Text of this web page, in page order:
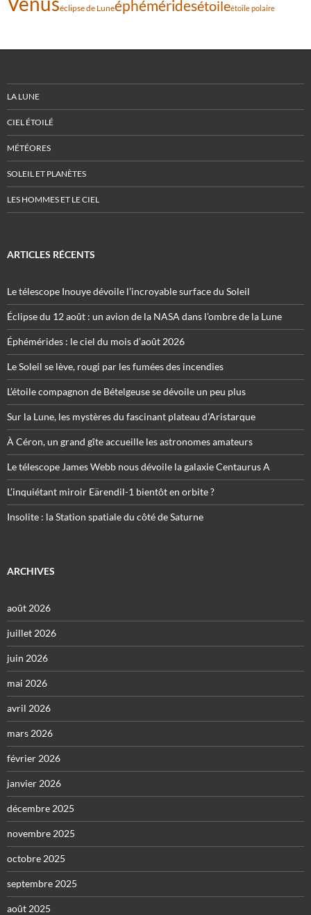
éclipse de Luneéphéméridesétoileétoile polaire
LA LUNE
CIEL ÉTOILÉ
MÉTÉORES
SOLEIL ET PLANÈTES
LES HOMMES ET LE CIEL
ARTICLES RÉCENTS
Le télescope Inouye dévoile l’incroyable surface du Soleil
Éclipse du 12 août : un avion de la NASA dans l’ombre de la Lune
Éphémérides : le ciel du mois d’août 2026
Le Soleil se lève, rougi par les fumées des incendies
L’étoile compagnon de Bételgeuse se dévoile un peu plus
Sur la Lune, les mystères du fascinant plateau d’Aristarque
À Céron, un grand gîte accueille les astronomes amateurs
Le télescope James Webb nous dévoile la galaxie Centaurus A
L’inquiétant miroir Eärendil-1 bientôt en orbite ?
Insolite : la Station spatiale du côté de Saturne
ARCHIVES
août 2026
juillet 2026
juin 2026
mai 2026
avril 2026
mars 2026
février 2026
janvier 2026
décembre 2025
novembre 2025
octobre 2025
septembre 2025
août 2025